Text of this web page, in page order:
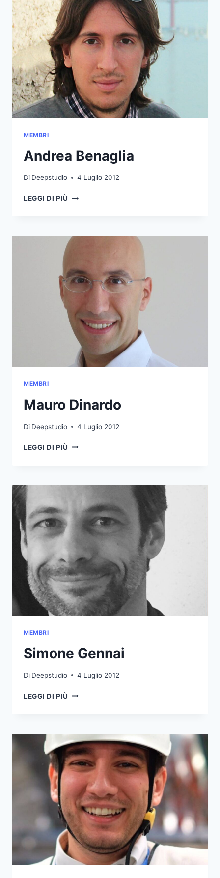
MEMBRI
Andrea Benaglia
Di Deepstudio 4 Luglio 2012
LEGGI DI PIÙ ANDREA
MEMBRI
Mauro Dinardo
Di Deepstudio 4 Luglio 2012
LEGGI DI PIÙ MAURO
MEMBRI
Simone Gennai
Di Deepstudio 4 Luglio 2012
LEGGI DI PIÙ SIMONE